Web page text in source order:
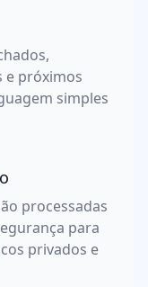
e próximos
simples
processadas
para
privados e